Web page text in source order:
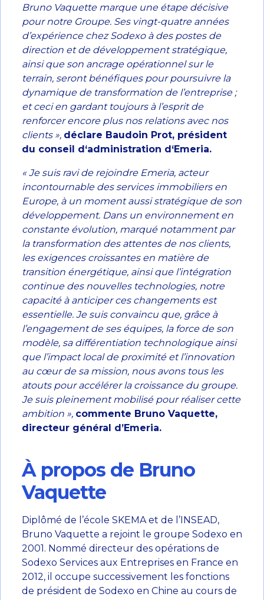
Bruno Vaquette marque une étape décisive
pour notre Groupe. Ses vingt-quatre années
d’expérience chez Sodexo à des postes de
direction et de développement stratégique,
ainsi que son ancrage opérationnel sur le
terrain, seront bénéfiques pour poursuivre la
dynamique de transformation de l’entreprise ;
et ceci en gardant toujours à l’esprit de
renforcer encore plus nos relations avec nos
clients », déclare Baudoin Prot, président
du conseil d‘administration d‘Emeria.
« Je suis ravi de rejoindre Emeria, acteur
incontournable des services immobiliers en
Europe, à un moment aussi stratégique de son
développement. Dans un environnement en
constante évolution, marqué notamment par
la transformation des attentes de nos clients,
les exigences croissantes en matière de
transition énergétique, ainsi que l’intégration
continue des nouvelles technologies, notre
capacité à anticiper ces changements est
essentielle. Je suis convaincu que, grâce à
l’engagement de ses équipes, la force de son
modèle, sa différentiation technologique ainsi
que l’impact local de proximité et l’innovation
au cœur de sa mission, nous avons tous les
atouts pour accélérer la croissance du groupe.
Je suis pleinement mobilisé pour réaliser cette
ambition », commente Bruno Vaquette,
directeur général d’Emeria.
À propos de Bruno
Vaquette
Diplômé de l’école SKEMA et de l’INSEAD,
Bruno Vaquette a rejoint le groupe Sodexo en
2001. Nommé directeur des opérations de
Sodexo Services aux Entreprises en France en
2012, il occupe successivement les fonctions
de président de Sodexo en Chine au cours de